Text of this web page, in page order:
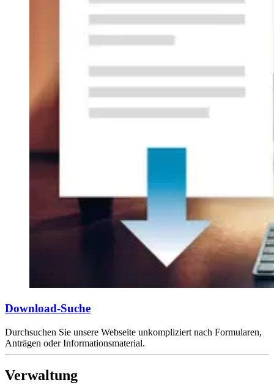
Download-Suche
Durchsuchen Sie unsere Webseite unkompliziert nach Formularen,
Anträgen oder Informationsmaterial.
Verwaltung